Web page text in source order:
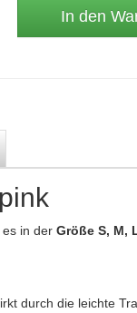
es in der Größe S, M,
durch die leichte